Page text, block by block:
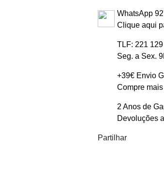
WhatsApp
Clique aqui
TLF: 221
Seg. a Sex.
+39€ Envio
Compre
2 Anos de
Devoluções
Partilhar